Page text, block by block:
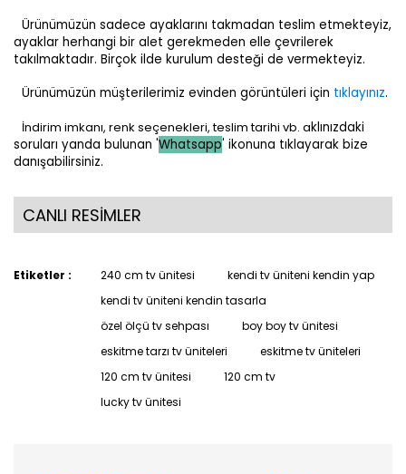
Ürünümüzün sadece ayaklarını takmadan teslim etmekteyiz,
ayaklar herhangi bir alet gerekmeden elle çevrilerek
takılmaktadır. Birçok ilde kurulum desteği de vermekteyiz.
Ürünümüzün müşterilerimiz evinden görüntüleri için tıklayınız.
İndirim imkanı, renk seçenekleri, teslim tarihi vb. aklınızdaki
soruları yanda bulunan 'Whatsapp' ikonuna tıklayarak bize
danışabilirsiniz.
CANLI RESİMLER
Etiketler : 240 cm tv ünitesi
kendi tv üniteni kendin yap
kendi tv üniteni kendin tasarla
özel ölçü tv sehpası
boy boy tv ünitesi
eskitme tarzı tv üniteleri
eskitme tv üniteleri
120 cm tv ünitesi
120 cm tv
lucky tv ünitesi